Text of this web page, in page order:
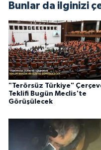
Bunlar da ilginizi
"Terörsüz Türkiye"
Teklifi Bugün Meclis'te
Görüşülecek